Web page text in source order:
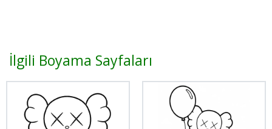
İlgili Boyama Sayfaları